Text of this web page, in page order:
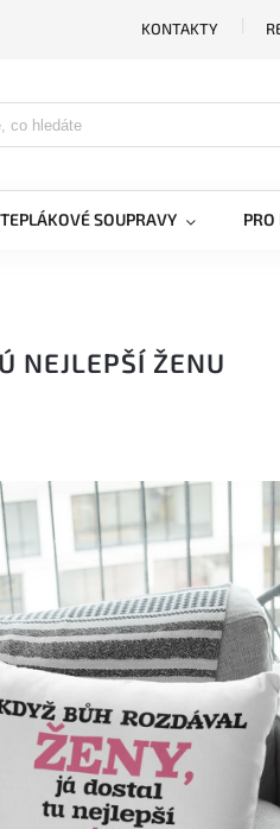
KONTAKTY
TEPLÁKOVÉ SOUPRAVY PRO
NEJLEPŠÍ ŽENU